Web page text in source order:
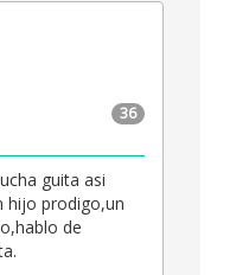
36
guita asi
hijo prodigo,un
de